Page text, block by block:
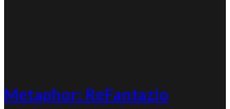
Metaphor: ReFantazio